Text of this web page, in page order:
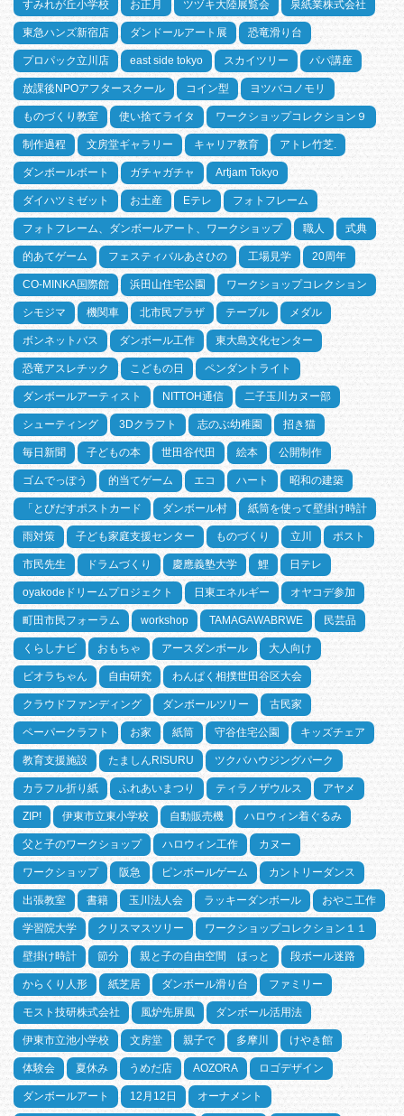
すみれが丘小学校 お正月 ツヅキ大陸展覧会 泉紙業株式会社
東急ハンズ新宿店 ダンドールアート展 恐竜滑り台
プロパック立川店 east side tokyo スカイツリー パパ講座
放課後NPOアフタースクール コイン型 ヨツバコノモリ
ものづくり教室 使い捨てライタ ワークショップコレクション９
制作過程 文房堂ギャラリー キャリア教育 アトレ竹芝.
ダンボールボート ガチャガチャ Artjam Tokyo
ダイハツミゼット お土産 Eテレ フォトフレーム
フォトフレーム、ダンボールアート、ワークショップ 職人 式典
的あてゲーム フェスティバルあさひの 工場見学 20周年
CO-MINKA国際館 浜田山住宅公園 ワークショップコレクション
シモジマ 機関車 北市民プラザ テーブル メダル
ボンネットバス ダンボール工作 東大島文化センター
恐竜アスレチック こどもの日 ペンダントライト
ダンボールアーティスト NITTOH通信 二子玉川カヌー部
シューティング 3Dクラフト 志のぶ幼稚園 招き猫
毎日新聞 子どもの本 世田谷代田 絵本 公開制作
ゴムでっぽう 的当てゲーム エコ ハート 昭和の建築
「とびだすポストカード ダンボール村 紙筒を使って壁掛け時計
雨対策 子ども家庭支援センター ものづくり 立川 ポスト
市民先生 ドラムづくり 慶應義塾大学 鯉 日テレ
oyakodeドリームプロジェクト 日東エネルギー オヤコデ参加
町田市民フォーラム workshop TAMAGAWABRWE 民芸品
くらしナビ おもちゃ アースダンボール 大人向け
ビオラちゃん 自由研究 わんぱく相撲世田谷区大会
クラウドファンディング ダンボールツリー 古民家
ペーパークラフト お家 紙筒 守谷住宅公園 キッズチェア
教育支援施設 たましんRISURU ツクバハウジングパーク
カラフル折り紙 ふれあいまつり ティラノザウルス アヤメ
ZIP! 伊東市立東小学校 自動販売機 ハロウィン着ぐるみ
父と子のワークショップ ハロウィン工作 カヌー
ワークショップ 阪急 ピンボールゲーム カントリーダンス
出張教室 書籍 玉川法人会 ラッキーダンボール おやこ工作
学習院大学 クリスマスツリー ワークショップコレクション１１
壁掛け時計 節分 親と子の自由空間 ほっと 段ボール迷路
からくり人形 紙芝居 ダンボール滑り台 ファミリー
モスト技研株式会社 風炉先屏風 ダンボール活用法
伊東市立池小学校 文房堂 親子で 多摩川 けやき館
体験会 夏休み うめだ店 AOZORA ロゴデザイン
ダンボールアート 12月12日 オーナメント